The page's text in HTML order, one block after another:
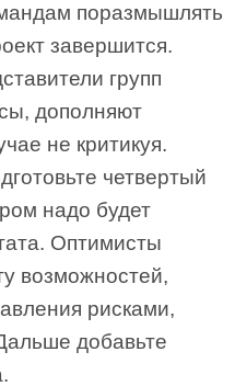
поразмышлять
завершится.
групп
дополняют
не критикуя.
четвертый
надо будет
Оптимисты
возможностей,
рисками,
добавьте